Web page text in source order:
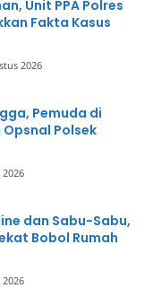
Unit PPA Polres
Fakta Kasus
2026
Pemuda di
Polsek
2026
dan Sabu-Sabu,
Bobol Rumah
2026